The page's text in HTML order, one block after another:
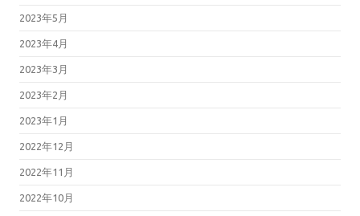
2023年5月
2023年4月
2023年3月
2023年2月
2023年1月
2022年12月
2022年11月
2022年10月